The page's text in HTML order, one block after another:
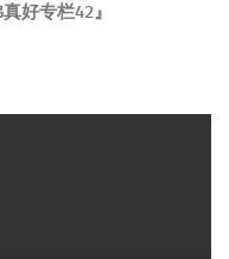
好专栏42』